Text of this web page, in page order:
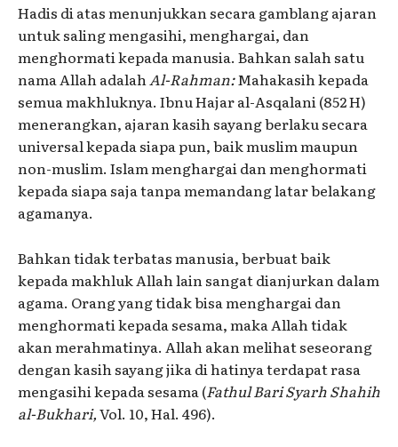
Hadis di atas menunjukkan secara gamblang ajaran
untuk saling mengasihi, menghargai, dan
menghormati kepada manusia. Bahkan salah satu
nama Allah adalahAl-Rahman:Mahakasih kepada
semua makhluknya. Ibnu Hajar al-Asqalani (852 H)
menerangkan, ajaran kasih sayang berlaku secara
universal kepada siapa pun, baik muslim maupun
non-muslim. Islam menghargai dan menghormati
kepada siapa saja tanpa memandang latar belakang
agamanya.
Bahkan tidak terbatas manusia, berbuat baik
kepada makhluk Allah lain sangat dianjurkan dalam
agama. Orang yang tidak bisa menghargai dan
menghormati kepada sesama, maka Allah tidak
akan merahmatinya. Allah akan melihat seseorang
dengan kasih sayang jika di hatinya terdapat rasa
mengasihi kepada sesama (Fathul BariSyarh Shahih
al-Bukhari,Vol. 10, Hal. 496).